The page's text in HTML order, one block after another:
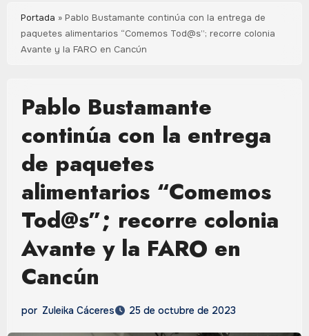
Portada » Pablo Bustamante continúa con la entrega de
paquetes alimentarios “Comemos Tod@s”; recorre colonia
Avante y la FARO en Cancún
Pablo Bustamante
continúa con la entrega
de paquetes
alimentarios “Comemos
Tod@s”; recorre colonia
Avante y la FARO en
Cancún
por Zuleika Cáceres 25 de octubre de 2023